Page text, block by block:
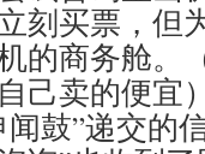
刻买票，但
的商务舱。
己卖的便宜
鼓”递交的